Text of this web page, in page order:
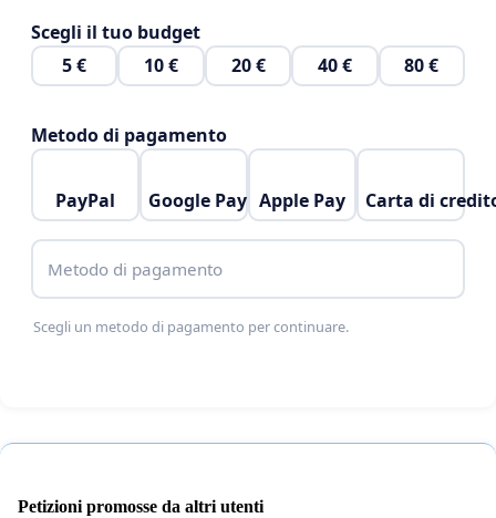
Scegli il tuo budget
5 €
10 € 20 € 40 € 80 €
Metodo di pagamento
PayPal Google Pay Apple Pay Carta di
Metodo di pagamento
Scegli un metodo di pagamento per continuare.
Petizioni promosse da altri utenti